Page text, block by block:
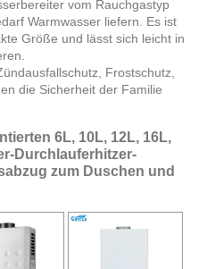
vom Rauchgastyp
Warmwasser liefern. Es ist
Größe und lässt sich leicht in
Frostschutz,
die Sicherheit der Familie
6L, 10L, 12L, 16L,
Durchlauferhitzer-
zum Duschen und